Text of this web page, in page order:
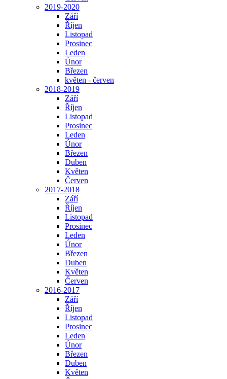
2019-2020
Září
Říjen
Listopad
Prosinec
Leden
Únor
Březen
květen - červen
2018-2019
Září
Říjen
Listopad
Prosinec
Leden
Únor
Březen
Duben
Květen
Červen
2017-2018
Září
Říjen
Listopad
Prosinec
Leden
Únor
Březen
Duben
Květen
Červen
2016-2017
Září
Říjen
Listopad
Prosinec
Leden
Únor
Březen
Duben
Květen